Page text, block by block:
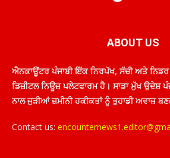
ABOUT US
ਐਨਕਾਊਂਟਰ ਪੰਜਾਬੀ ਇੱਕ ਨਿਰਪੱਖ, ਸੱਚੀ ਅਤੇ
ਡਿਜ਼ੀਟਲ ਨਿਊਜ਼ ਪਲੇਟਫਾਰਮ ਹੈ। ਸਾਡਾ ਮੁੱਖ ਉਦੇਸ਼
ਨਾਲ ਜੁੜੀਆਂ ਜ਼ਮੀਨੀ ਹਕੀਕਤਾਂ ਨੂੰ ਤੁਹਾਡੀ ਅਵਾਜ਼
Contact us: